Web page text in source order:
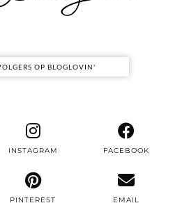
OP BLOGLOVIN'
INSTAGRAM FACEBOOK
PINTEREST EMAIL